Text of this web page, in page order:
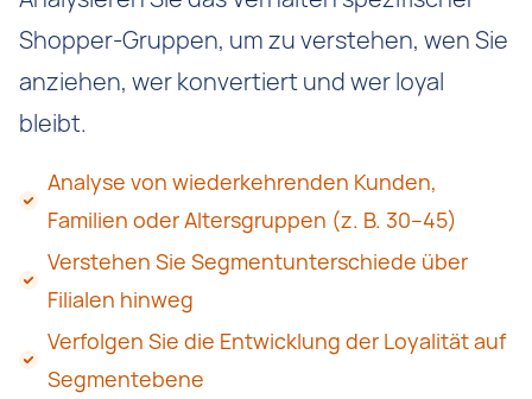
Shopper-Gruppen, um zu verstehen, wen Sie
anziehen, wer konvertiert und wer loyal
bleibt.
Analyse von wiederkehrenden Kunden,
Familien oder Altersgruppen (z. B. 30–45)
Verstehen Sie Segmentunterschiede über
Filialen hinweg
Verfolgen Sie die Entwicklung der Loyalität auf
Segmentebene